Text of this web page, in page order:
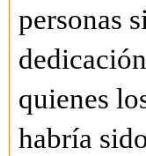
personas
quienes
habría